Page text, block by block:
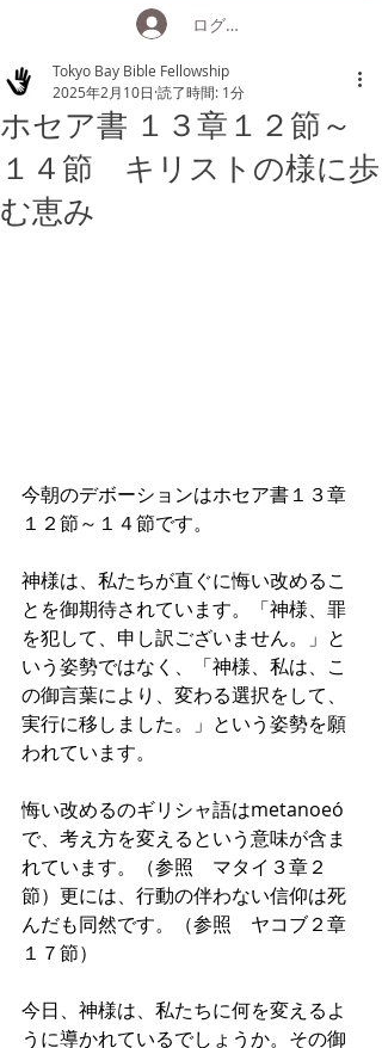
ログイン
ホセア書 １３章１２節～
１４節 キリストの様に歩
む恵み
Tokyo Bay Bible Fellowship
2025年2月10日 読了時間: 1分
今朝のデボーションはホセア書１３章
１２節～１４節です。
神様は、私たちが直ぐに悔い改めるこ
とを御期待されています。「神様、罪
を犯して、申し訳ございません。」と
いう姿勢ではなく、「神様、私は、こ
の御言葉により、変わる選択をして、
実行に移しました。」という姿勢を願
われています。
悔い改めるのギリシャ語はmetanoeó
で、考え方を変えるという意味が含ま
れています。（参照　マタイ３章２
節）更には、行動の伴わない信仰は死
んだも同然です。（参照　ヤコブ２章
１７節）
今日、神様は、私たちに何を変えるよ
うに導かれているでしょうか。その御